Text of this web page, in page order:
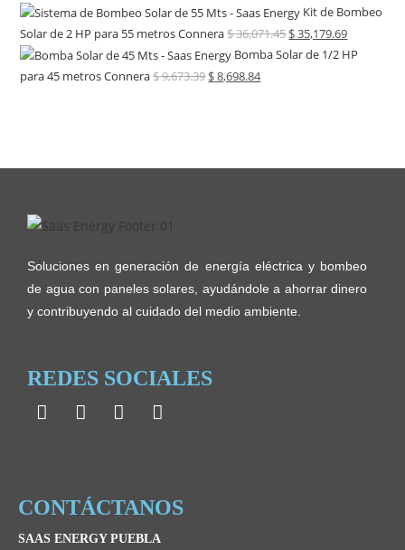
Kit de Bombeo
Solar de 2 HP para 55 metros Connera$36,071.45$35,179.69
Bomba Solar de 1/2 HP
para 45 metros Connera$9,673.39$8,698.84
Soluciones en generación de energía eléctrica y bombeo
de agua con paneles solares, ayudándole a ahorrar dinero
y contribuyendo al cuidado del medio ambiente.
REDES SOCIALES
CONTÁCTANOS
SAAS ENERGY PUEBLA